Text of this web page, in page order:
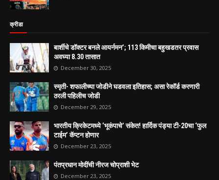
क्रीडा
बार्शीचे डॉक्टर बनले आयर्नमन’; 113 किमीचा बहुखडतर प्रवास
अवघ्या 8.30 तासात
December 30, 2025
स्मृती- शफालीच्या जोडीने घडवला इतिहास; असा रेकॉर्ड करणारी
ठरली पहिलीच जोडी
December 29, 2025
भारतीय क्रिकेटमध्ये ‘भूकंपाचे’ संकेत! हार्दिक पंड्या टी-20चा ‘फुल
टाईम’ कॅप्टन होणार
December 23, 2025
पंतप्रधान मोदींची नीरज चोप्राशी भेट
December 23, 2025